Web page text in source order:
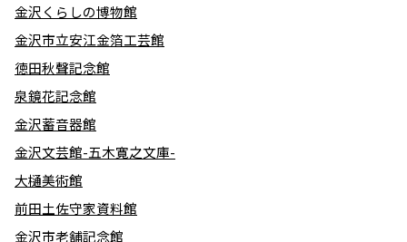
金沢くらしの博物館
金沢市立安江金箔工芸館
徳田秋聲記念館
泉鏡花記念館
金沢蓄音器館
金沢文芸館-五木寛之文庫-
大樋美術館
前田土佐守家資料館
金沢市老舗記念館